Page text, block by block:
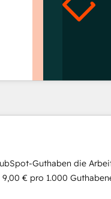
Guthaben die
9,00 € pro 1.000